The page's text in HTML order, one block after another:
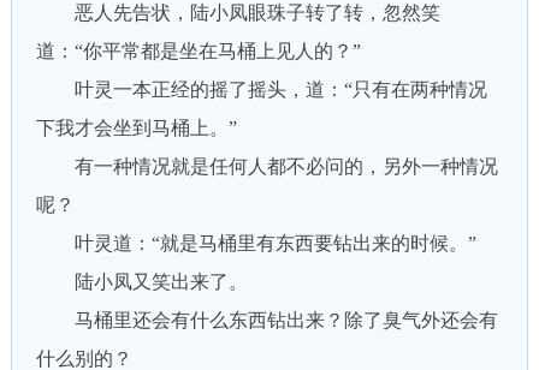
恶人先告状，陆小凤眼珠子转了转，忽然笑
道：“你平常都是坐在马桶上见人的？”
叶灵一本正经的摇了摇头，道：“只有在两种情况
下我才会坐到马桶上。”
有一种情况就是任何人都不必问的，另外一种情况
呢？
叶灵道：“就是马桶里有东西要钻出来的时候。”
陆小凤又笑出来了。
马桶里还会有什么东西钻出来？除了臭气外还会有
什么别的？